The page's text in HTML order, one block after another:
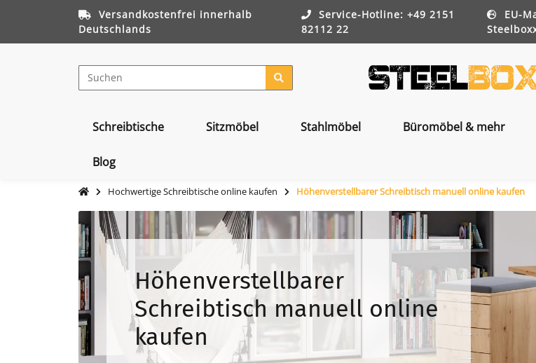
Versandkostenfrei innerhalb
Deutschlands
Service-Hotline: +49 2151
82112 22
EU-
Schreibtische Sitzmöbel Stahlmöbel Büromöbel & mehr
Blog
Hochwertige Schreibtische online kaufen Höhenverstellbarer Schreibtisch manuell online kaufen
Höhenverstellbarer
Schreibtisch manuell online
kaufen